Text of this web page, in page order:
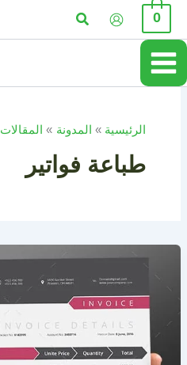
تخطي
المحتوى
0 البحث
الرئيسية المدونة المقالات
طباعة فواتير